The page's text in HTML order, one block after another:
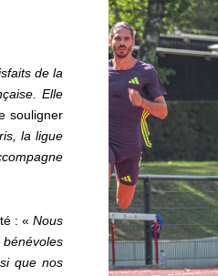
de la
Elle
souligner
la ligue
: « Nous
que nos